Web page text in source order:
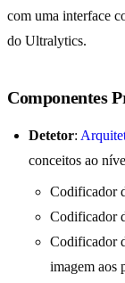
com uma interface
do Ultralytics.
Componentes
Detetor:
conceitos ao
Codificador
Codificador
Codificador
imagem aos